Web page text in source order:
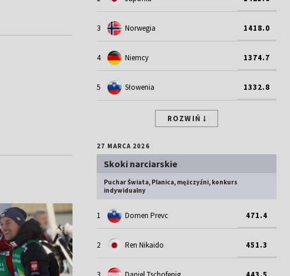
3 Norwegia 1418.0
4 Niemcy 1374.7
5 Słowenia 1332.8
ROZWIŃ
27 MARCA 2026
Skoki narciarskie
Puchar Świata, Planica, mężczyźni, konkurs
indywidualny
1 Domen Prevc 471.4
2 Ren Nikaido 451.3